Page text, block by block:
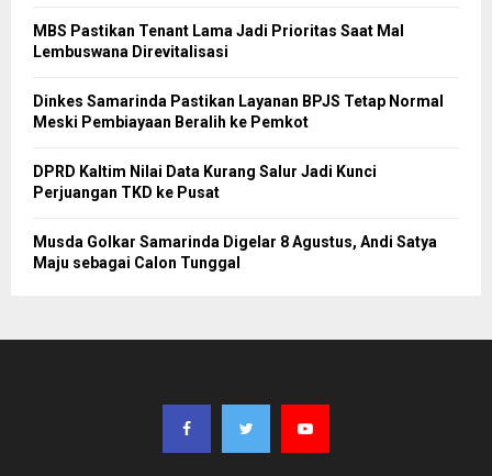
MBS Pastikan Tenant Lama Jadi Prioritas Saat Mal
Lembuswana Direvitalisasi
Dinkes Samarinda Pastikan Layanan BPJS Tetap Normal
Meski Pembiayaan Beralih ke Pemkot
DPRD Kaltim Nilai Data Kurang Salur Jadi Kunci
Perjuangan TKD ke Pusat
Musda Golkar Samarinda Digelar 8 Agustus, Andi Satya
Maju sebagai Calon Tunggal